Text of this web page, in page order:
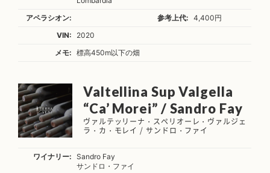
アペラシオン:
参考上代:
4,400円
VIN:
2020
メモ:
標高450m以下の畑
Valtellina Sup Valgella
“Ca’ Morei” / Sandro Fay
ヴァルテッリーナ・スペリオーレ・ヴァルジェ
ラ・カ・モレイ / サンドロ・ファイ
ワイナリー:
Sandro Fay
サンドロ・ファイ